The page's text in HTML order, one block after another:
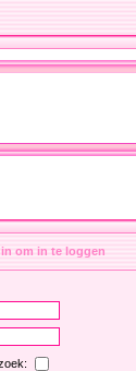
om in te loggen